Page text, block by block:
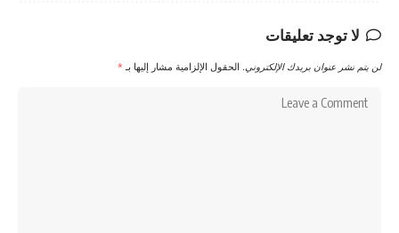
لا توجد تعليقات
لن يتم نشر عنوان بريدك الإلكتروني. الحقول الإلزامية مشار إليها بـ *